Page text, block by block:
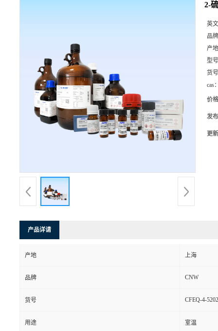
2-
英
品
产
型
货
cas
价
发
更
产品详请
产地 上海
品牌 CNW
货号 CFEQ-4-
用途 室温